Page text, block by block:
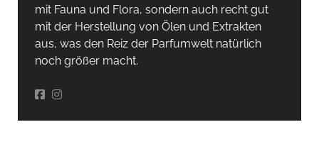
mit Fauna und Flora, sondern auch recht gut
mit der Herstellung von Ölen und Extrakten
aus, was den Reiz der Parfumwelt natürlich
noch größer macht.